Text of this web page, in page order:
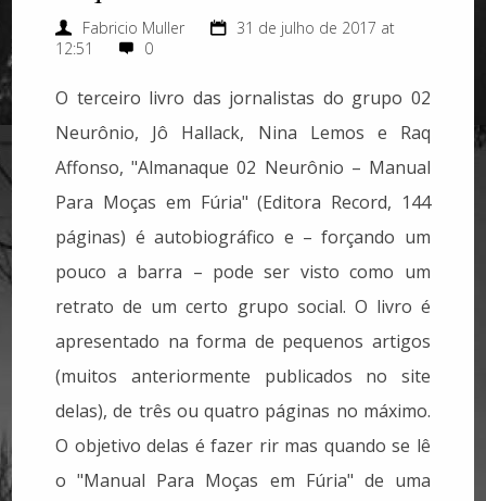
Fabricio Muller
31 de julho de 2017 at
12:51
0
O terceiro livro das jornalistas do grupo 02
Neurônio, Jô Hallack, Nina Lemos e Raq
Affonso, "Almanaque 02 Neurônio – Manual
Para Moças em Fúria" (Editora Record, 144
páginas) é autobiográfico e – forçando um
pouco a barra – pode ser visto como um
retrato de um certo grupo social. O livro é
apresentado na forma de pequenos artigos
(muitos anteriormente publicados no site
delas), de três ou quatro páginas no máximo.
O objetivo delas é fazer rir mas quando se lê
o "Manual Para Moças em Fúria" de uma